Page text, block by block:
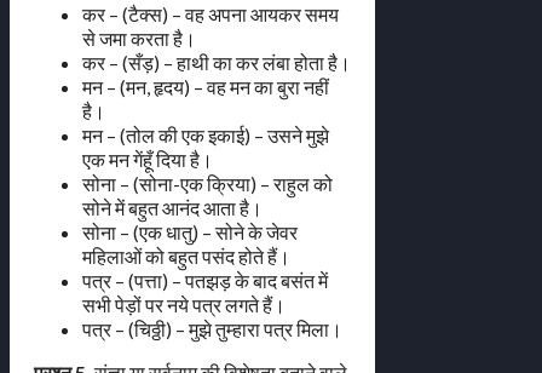
कर – (टैक्स) – वह अपना आयकर समय
से जमा करता है।
कर – (सँड़) – हाथी का कर लंबा होता है।
मन – (मन, हृदय) – वह मन का बुरा नहीं
है।
मन – (तोल की एक इकाई) – उसने मुझे
एक मन गेंहूँ दिया है।
सोना – (सोना-एक क्रिया) – राहुल को
सोने में बहुत आनंद आता है।
सोना – (एक धातु) – सोने के जेवर
महिलाओं को बहुत पसंद होते हैं।
पत्र – (पत्ता) – पतझड़ के बाद बसंत में
सभी पेड़ों पर नये पत्र लगते हैं।
पत्र – (चिठ्ठी) – मुझे तुम्हारा पत्र मिला।